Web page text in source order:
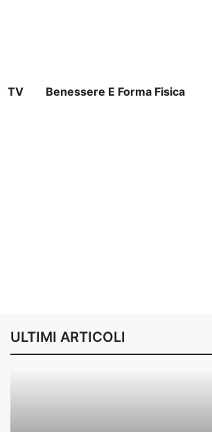
TV Benessere E Forma Fisica
ULTIMI ARTICOLI